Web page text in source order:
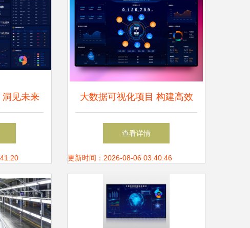
洞见未来 大数据可视化项目 构建高效
决策支持系统的关键
查看详情
更新时间：2026-08-06 03:40:46